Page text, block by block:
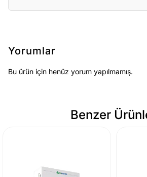
Yorumlar
Bu ürün için henüz yorum yapılmamış.
Benzer